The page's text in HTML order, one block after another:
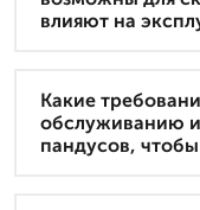
влияют на
Какие
обслуживанию
пандусов,